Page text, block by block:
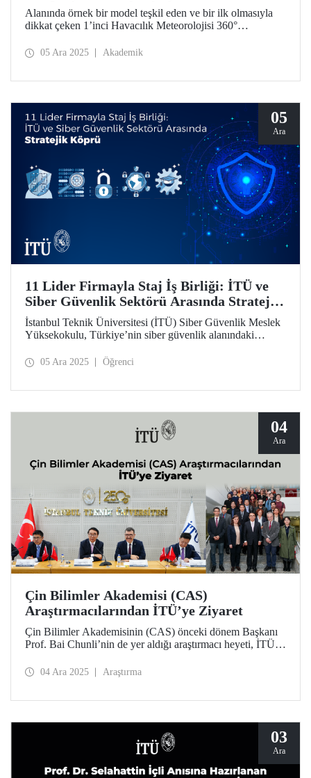
Alanında örnek bir model teşkil eden ve bir ilk olmasıyla
dikkat çeken 1’inci Havacılık Meteorolojisi 360°
ilişkin güncel konular üzerine sivil ve savunma bakış
05 Ara 2025 Akademik
05
Ara
11 Lider Firmayla Staj İş Birliği: İTÜ ve
Siber Güvenlik Sektörü Arasında Stratejik
Köprü
İstanbul Teknik Üniversitesi (İTÜ) Siber Güvenlik Meslek
Yüksekokulu, Türkiye’nin siber güvenlik alanındaki
bir adım attı. Sektörün önde gelen 11 firmasıyla "Staj İş
05 Ara 2025 Öğrenci
04
Ara
Çin Bilimler Akademisi (CAS)
Araştırmacılarından İTÜ’ye Ziyaret
Çin Bilimler Akademisinin (CAS) önceki dönem Başkanı
Prof. Bai Chunli’nin de yer aldığı araştırmacı heyeti, İTÜ
araya geldi. Ziyaret kapsamında CAS ve İTÜ arasındaki iş
04 Ara 2025 Araştırma
03
Ara